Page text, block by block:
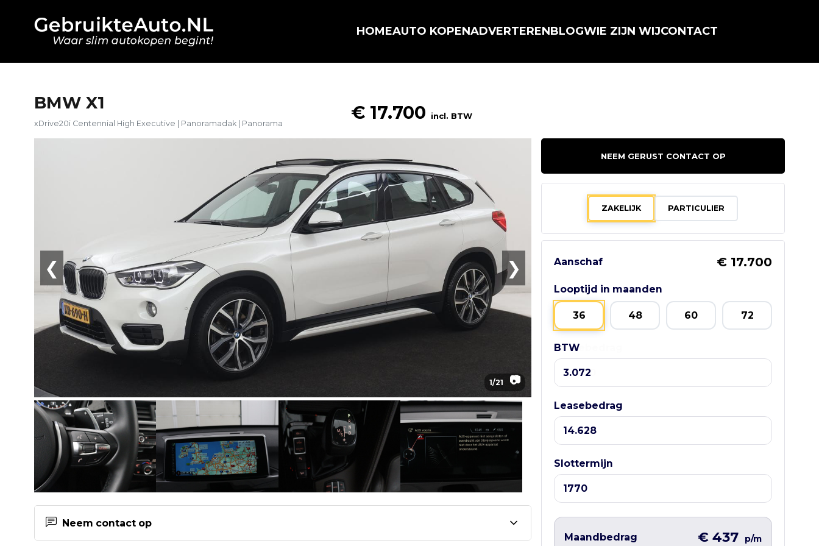
HOMEAUTO KOPENADVERTERENBLOGWIE ZIJN WIJCONTACT
BMW X1
xDrive20i Centennial High Executive | Panoramadak | Panorama
€ 17.700 incl. BTW
❮ ❯
1/21 📷
Neem contact op
NEEM GERUST CONTACT OP
ZAKELIJK PARTICULIER
Aanschaf € 17.700
Looptijd in maanden
36 48 60 72
BTW
Leasebedrag
Leasebedrag
Slottermijn
Maandbedrag € 437 p/m